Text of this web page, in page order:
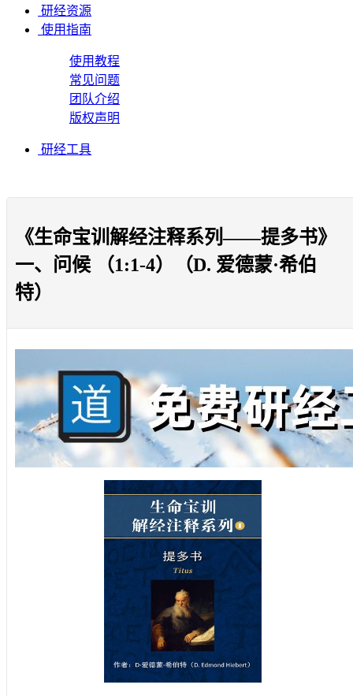
研经资源
使用指南
使用教程
常见问题
团队介绍
版权声明
研经工具
《生命宝训解经注释系列——提多书》
一、问候 （1:1-4）（D. 爱德蒙·希伯
特）